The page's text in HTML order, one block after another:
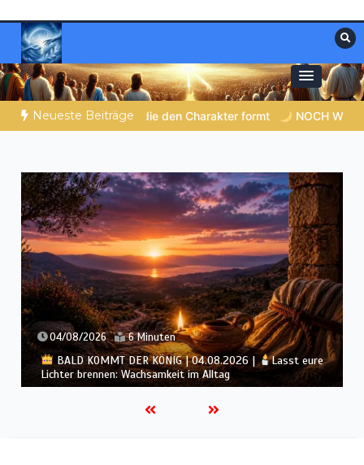
Inhalt
springen
Christliche Ressourcen
Materialien, die stärken. Antworten, die
leiten.
Neueste Beiträge
NOCH WACH? | 06.08.2026 | Das Größte, was du
03/08/2026 7 Minuten
BALD KOMMT DER KÖNIG | 03.08.2026 |
Ein reines
Herz: Heiligung beginnt im Inneren